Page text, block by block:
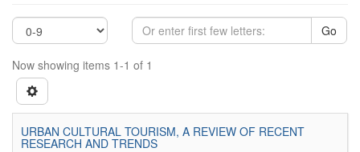
Go
Now showing items 1-1 of 1
URBAN CULTURAL TOURISM, A REVIEW OF RECENT
RESEARCH AND TRENDS